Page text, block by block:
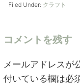
Filed Under: クラフト
コメントを残す
メールアドレスが
付いている欄は必